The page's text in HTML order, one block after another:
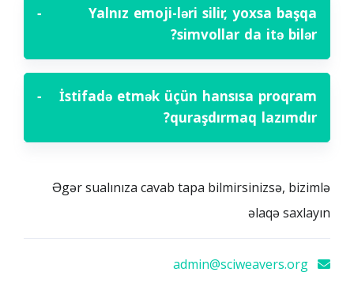
Yalnız emoji-ləri silir, yoxsa başqa
simvollar da itə bilər?
−
İstifadə etmək üçün hansısa proqram
quraşdırmaq lazımdır?
−
Əgər sualınıza cavab tapa bilmirsinizsə, bizimlə
əlaqə saxlayın